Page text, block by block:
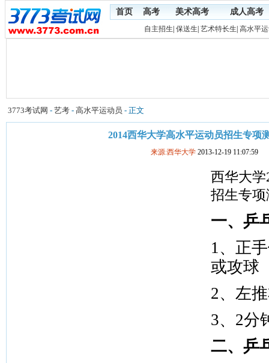
首页 高考 美术高考 成人高考
自主招生 保送生 艺术特长生 高水平
3773考试网 - 艺考 - 高水平运动员 - 正文
2014西华大学高水平运动员招生专项
来源:西华大学 2013-12-19 11:07:59
西华大
招生专
一、乒
1、正
或攻球
2、左
3、 2分
二、乒